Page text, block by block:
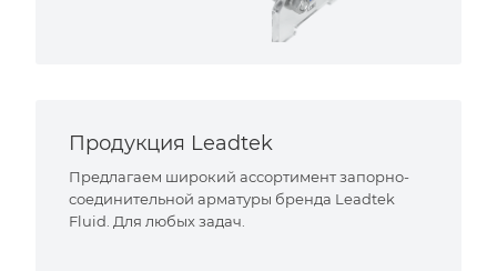
Продукция Leadtek
Предлагаем широкий ассортимент запорно-
соединительной арматуры бренда Leadtek
Fluid. Для любых задач.